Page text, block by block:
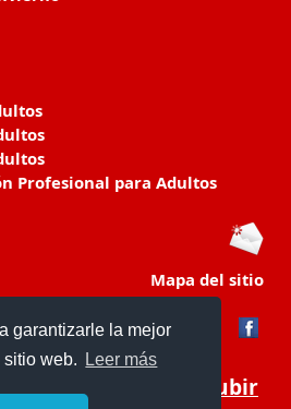
garantizarle la mejor
web.
Leer más
Profesional para Adultos
Mapa del sitio
Subir